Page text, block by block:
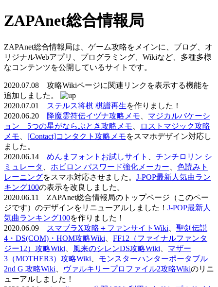
ZAPAnet総合情報局
ZAPAnet総合情報局は、ゲーム攻略をメインに、ブログ、オ
リジナルWebアプリ、プログラミング、Wikiなど、多種多様
なコンテンツを公開しているサイトです。
2020.07.08 攻略Wikiページに関連リンクを表示する機能を
追加しました。
2020.07.01
ステルス将棋 棋譜再生を作りました！
2020.06.20
降魔霊符伝イヅナ攻略メモ
マジカルバケーシ
ョン 5つの星がならぶとき攻略メモ
ロストマジック攻略
メモ
[Contact]コンタクト攻略メモをスマホデザイン対応し
ました。
2020.06.14 めんまフォントお試しサイト
チンチロリン シ
ミュレータ
ホビロン パスワード強化メーカー
色読みト
レーニングをスマホ対応させました。 J-POP最新人気曲ラン
キング100の表示を改良しました。
2020.06.11 ZAPAnet総合情報局のトップページ（このペー
ジです）のデザインをリニューアルしました！ J-POP最新人
気曲ランキング100を作りました！
2020.06.09
スマブラX攻略＋ファンサイトWiki
聖剣伝説
4・DS(COM)・HOM攻略Wiki
FF12（ファイナルファンタ
ジー12）攻略Wiki
風来のシレンDS攻略Wiki
マザー
3（MOTHER3）攻略Wiki
モンスターハンターポータブル
2nd G 攻略Wiki
ヴァルキリープロファイル2攻略Wikiのリニ
ューアルしました！